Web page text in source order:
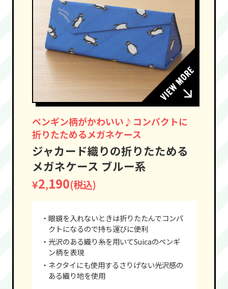
ペンギン柄がかわいい♪コンパクトに
折りたためるメガネケース
ジャカード織りの折りたためる
メガネケース ブルー系
¥2,190(税込)
・眼鏡を入れないときは折りたたんでコンパ
クトになるので持ち運びに便利
・光沢のある織り糸を用いてSuicaのペンギ
ン柄を表現
・ネクタイにも使用するさりげない光沢感の
ある織り地を使用